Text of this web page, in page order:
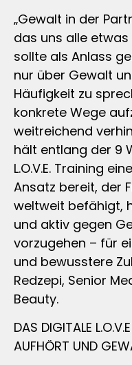
„Gewalt in der
das uns alle etwas
sollte als Anlass
nur über Gewalt
Häufigkeit zu
konkrete Wege
weitreichend
hält entlang der 9
L.O.V.E. Training
Ansatz bereit, der
weltweit befähigt,
und aktiv gegen
vorzugehen – für
und bewusstere
Redzepi, Senior
Beauty.
DAS DIGITALE
AUFHÖRT UND